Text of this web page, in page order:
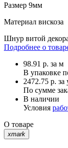
Размер 9мм
Материал вискоза
Шнур витой
Подробнее о
98.91 р. за м
В упаковке
2472.75 р. за
По сумме
В наличии
Условия
О товаре
xmark